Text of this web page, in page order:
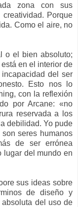
zona con sus
creatividad. Porque
Como el aire, no
o el bien absoluto;
en el interior de
del ser
Esto nos lo
con la reflexión
por Arcane: «no
reservada a los
debilidad. Yo pude
seres humanos
de ser errónea
lugar del mundo en
sus ideas sobre
de diseño y
del uso de